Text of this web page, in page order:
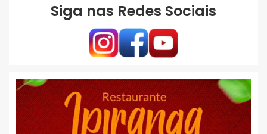
Siga nas Redes Sociais